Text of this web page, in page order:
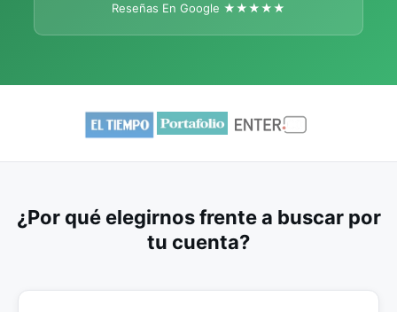
Reseñas En Google ★★★★★
¿Por qué elegirnos frente a buscar por
tu cuenta?